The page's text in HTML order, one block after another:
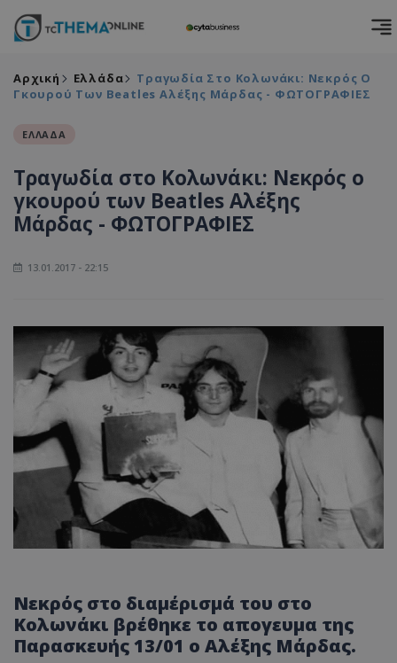
Αρχική Ελλάδα
Τραγωδία Στο Κολωνάκι: Νεκρός Ο
Γκουρού Των Beatles Αλέξης Μάρδας - ΦΩΤΟΓΡΑΦΙΕΣ
ΕΛΛΑΔΑ
Τραγωδία στο Κολωνάκι: Νεκρός ο
γκουρού των Beatles Αλέξης
Μάρδας - ΦΩΤΟΓΡΑΦΙΕΣ
13.01.2017 - 22:15
Νεκρός στο διαμέρισμά του στο
Κολωνάκι βρέθηκε το απογευμα της
Παρασκευής 13/01 ο Αλέξης Μάρδας.